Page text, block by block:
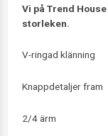
Vi på Trend
storleken.
V-ringad klänning
Knappdetaljer fram
2/4 ärm